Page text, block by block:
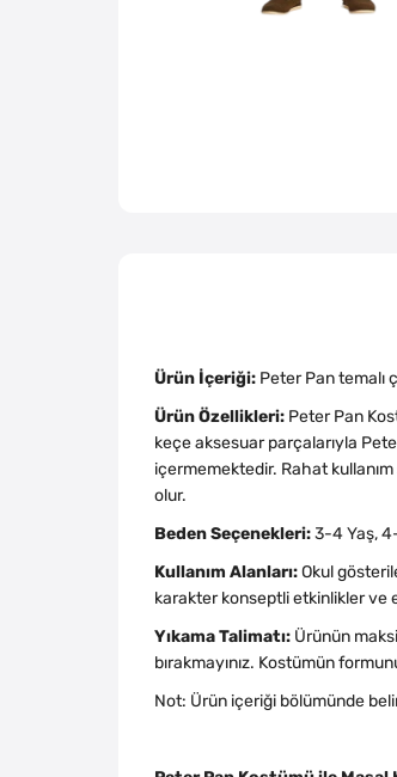
Ürün İçeriği: Peter Pan temalı
Ürün Özellikleri: Peter Pan
keçe aksesuar parçalarıyla
içermemektedir. Rahat
olur.
Beden Seçenekleri:3-4 Yaş,
Kullanım Alanları:Okul
karakter konseptli etkinlikler ve
Yıkama Talimatı: Ürünün
bırakmayınız. Kostümün
Not: Ürün içeriği bölümünde